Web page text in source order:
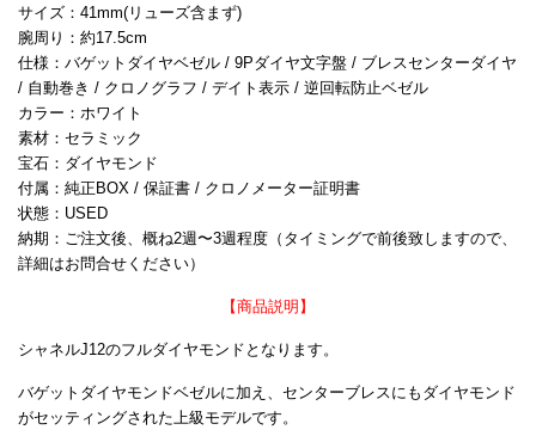
サイズ：41mm(リューズ含まず)
腕周り：約17.5cm
仕様：バゲットダイヤベゼル / 9Pダイヤ文字盤 / ブレスセンターダイヤ
/ 自動巻き / クロノグラフ / デイト表示 / 逆回転防止ベゼル
カラー：ホワイト
素材：セラミック
宝石：ダイヤモンド
付属：純正BOX / 保証書 / クロノメーター証明書
状態：USED
納期：ご注文後、概ね2週〜3週程度（タイミングで前後致しますので、
詳細はお問合せください）
【商品説明】
シャネルJ12のフルダイヤモンドとなります。
バゲットダイヤモンドベゼルに加え、センターブレスにもダイヤモンド
がセッティングされた上級モデルです。